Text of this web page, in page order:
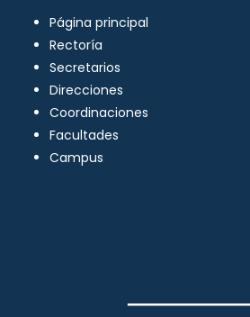
Página principal
Rectoría
Secretarios
Direcciones
Coordinaciones
Facultades
Campus